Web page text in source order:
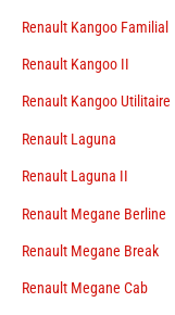
Renault Kangoo Familial
Renault Kangoo II
Renault Kangoo Utilitaire
Renault Laguna
Renault Laguna II
Renault Megane Berline
Renault Megane Break
Renault Megane Cab